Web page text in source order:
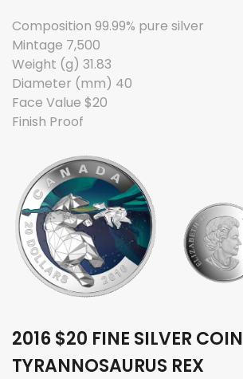
Composition 99.99% pure silver
Mintage 7,500
Weight (g) 31.83
Diameter (mm) 40
Face Value $20
Finish Proof
2016 $20 FINE SILVER COIN
TYRANNOSAURUS REX